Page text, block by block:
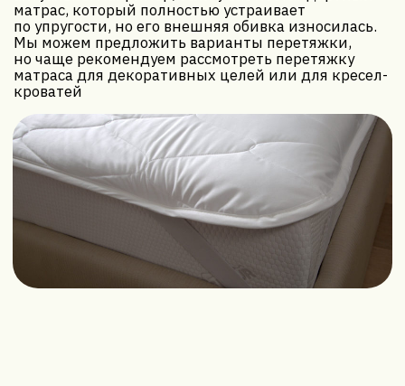
Стоимость указана примерная (от), так как каждая
мебель требует индивидуальной оценки. Для
расчета более точной стоимости, оставьте заявку
нажав на кнопку ниже, или позвоните нам по
номеру+375 29 217 40 00
Оставить заявку
Этапы работы: Как
ваша кровать
преображается